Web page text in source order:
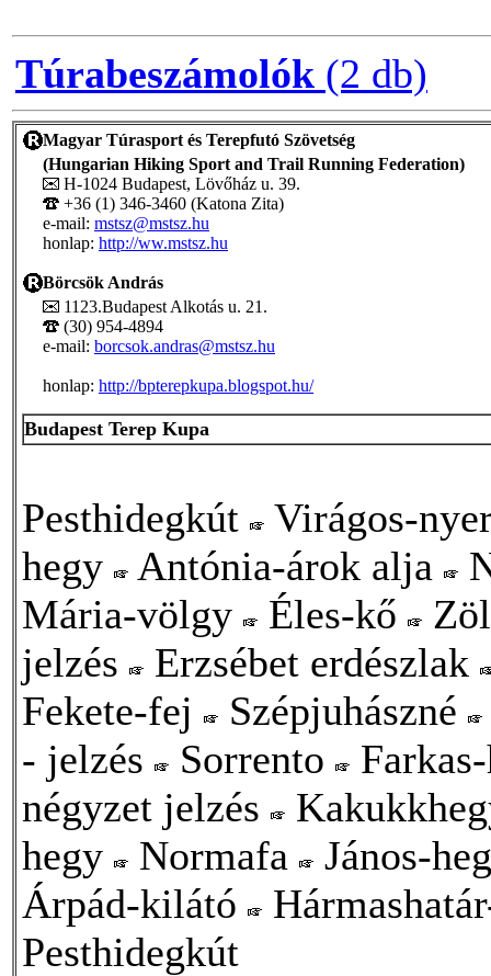
Túrabeszámolók (2 db)
Magyar Túrasport és Terepfutó Szövetség
(Hungarian Hiking Sport and Trail Running Federation)
H-1024 Budapest, Lövőház u. 39.
+36 (1) 346-3460 (Katona Zita)
e-mail: mstsz@mstsz.hu
honlap: http://ww.mstsz.hu
Börcsök András
1123.Budapest Alkotás u. 21.
(30) 954-4894
e-mail: borcsok.andras@mstsz.hu
honlap: http://bpterepkupa.blogspot.hu/
Budapest Terep Kupa
Pesthidegkút
Virágos-
hegy
Antónia-árok alja
Mária-völgy
Éles-kő
jelzés
Erzsébet erdészlak
Fekete-fej
Szépjuhászné
- jelzés
Sorrento
négyzet jelzés
hegy
Normafa
János-
Árpád-kilátó
Pesthidegkút